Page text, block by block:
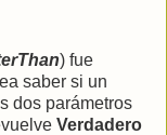
) fue
saber si un
dos parámetros
Verdadero